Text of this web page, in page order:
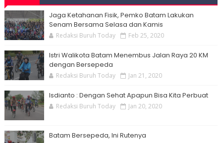
Jaga Ketahanan Fisik, Pemko Batam Lakukan
Senam Bersama Selasa dan Kamis
Redaksi Buruh Today Feb 25, 2020
Istri Walikota Batam Menembus Jalan Raya 20 KM
dengan Bersepeda
Redaksi Buruh Today Jan 21, 2020
Isdianto : Dengan Sehat Apapun Bisa Kita Perbuat
Redaksi Buruh Today Jan 20, 2020
Batam Bersepeda, Ini Rutenya